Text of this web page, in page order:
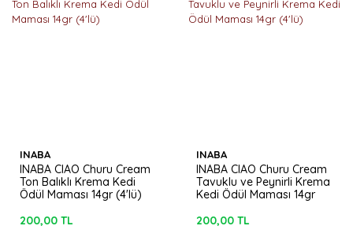
INABA
INABA CIAO Churu Cream
Ton Balıklı Krema Kedi
Ödül Maması 14gr (4'lü)
200,00 TL
INABA
INABA CIAO Churu Cream
Tavuklu ve Peynirli Krema
Kedi Ödül Maması 14gr
200,00 TL